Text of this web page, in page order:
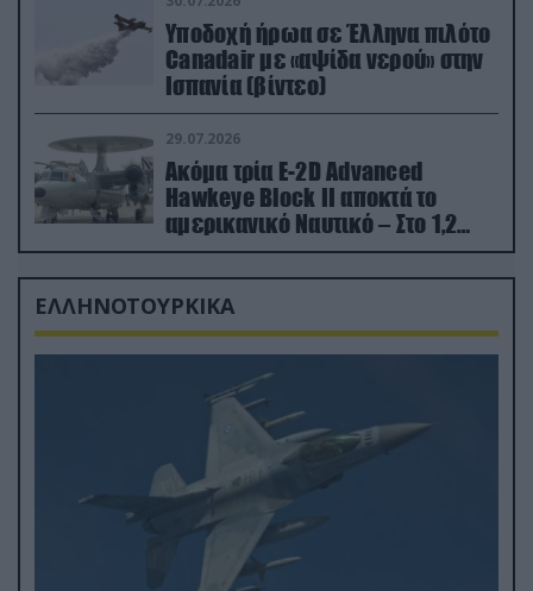
Υποδοχή ήρωα σε Έλληνα πιλότο
Canadair με «αψίδα νερού» στην
Ισπανία (βίντεο)
29.07.2026
Ακόμα τρία E-2D Advanced
Hawkeye Block II αποκτά το
αμερικανικό Ναυτικό – Στο 1,2
δισ.δολάρια το κόστος
ΕΛΛΗΝΟΤΟΥΡΚΙΚΑ